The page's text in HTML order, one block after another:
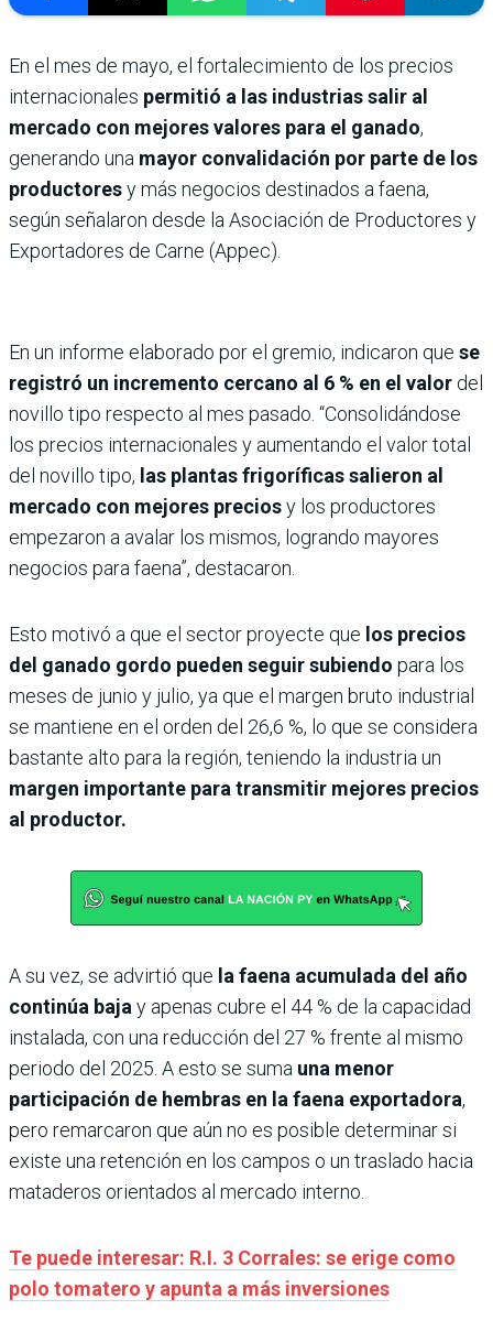
En el mes de mayo, el fortalecimiento de los precios
internacionales permitió a las industrias salir al
mercado con mejores valores para el ganado,
generando una mayor convalidación por parte de los
productoresy más negocios destinados a faena,
según señalaron desde la Asociación de Productores y
Exportadores de Carne (Appec).
En un informe elaborado por el gremio, indicaron que se
registró un incremento cercano al 6 % en el valor del
novillo tipo respecto al mes pasado. “Consolidándose
los precios internacionales y aumentando el valor total
del novillo tipo, las plantas frigoríficas salieron al
mercado con mejores preciosy los productores
empezaron a avalar los mismos, logrando mayores
negocios para faena”, destacaron.
Esto motivó a que el sector proyecte que los precios
del ganado gordo pueden seguir subiendo para los
meses de junio y julio, ya que el margen bruto industrial
se mantiene en el orden del 26,6 %, lo que se considera
bastante alto para la región, teniendo la industria un
margen importante para transmitir mejores precios
al productor.
A su vez, se advirtió que la faena acumulada del año
continúa baja y apenas cubre el 44 % de la capacidad
instalada, con una reducción del 27 % frente al mismo
periodo del 2025. A esto se suma una menor
participación de hembras en la faena exportadora,
pero remarcaron que aún no es posible determinar si
existe una retención en los campos o un traslado hacia
mataderos orientados al mercado interno.
Te puede interesar: R.I. 3 Corrales: se erige como
polo tomatero y apunta a más inversiones